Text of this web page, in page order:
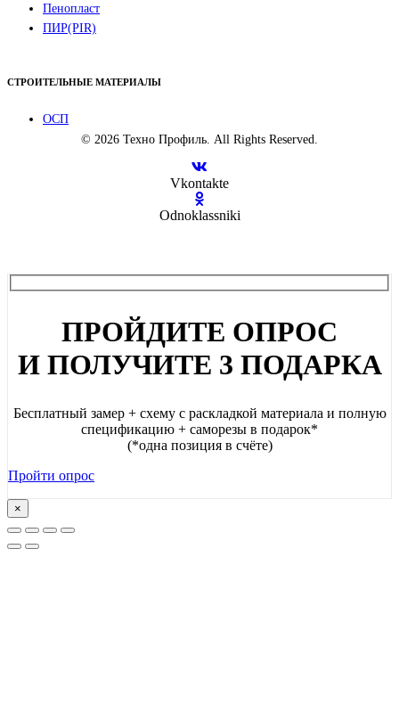
Пенопласт
ПИР(PIR)
СТРОИТЕЛЬНЫЕ МАТЕРИАЛЫ
ОСП
© 2026 Техно Профиль. All Rights Reserved.
Vkontakte
Odnoklassniki
ПРОЙДИТЕ ОПРОС
И ПОЛУЧИТЕ 3 ПОДАРКА
Бесплатный замер + схему с раскладкой материала и полную
спецификацию + саморезы в подарок*
(*одна позиция в счёте)
Пройти опрос
×